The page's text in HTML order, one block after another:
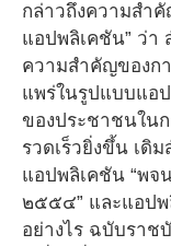
กล่าวถึงความสำ
แอปพลิเคชัน” ว่า
ความสำคัญของก
แพร่ในรูปแบบแอ
ของประชาชนใน
รวดเร็วยิ่งขึ้น เดิ
แอปพลิเคชัน “พ
๒๕๕๔” และแอปพ
อย่างไร ฉบับรา